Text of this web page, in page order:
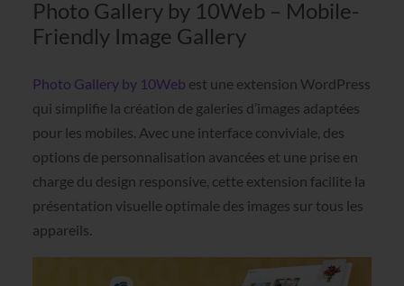
Photo Gallery by 10Web – Mobile-
Friendly Image Gallery
Photo Gallery by 10Web est une extension WordPress
qui simplifie la création de galeries d’images adaptées
pour les mobiles. Avec une interface conviviale, des
options de personnalisation avancées et une prise en
charge du design responsive, cette extension facilite la
présentation visuelle optimale des images sur tous les
appareils.